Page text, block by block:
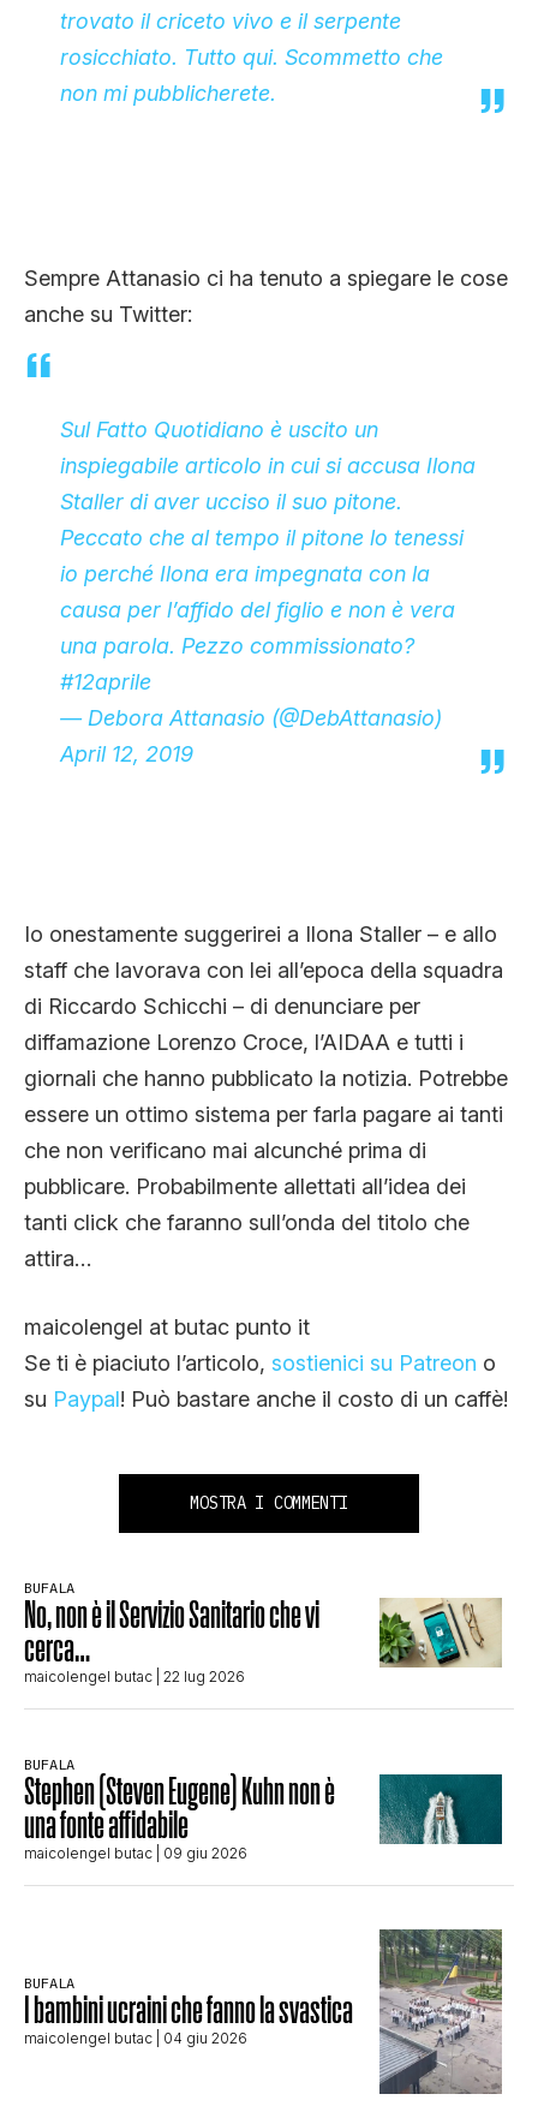
trovato il criceto vivo e il serpente
rosicchiato. Tutto qui. Scommetto che
non mi pubblicherete.
Sempre Attanasio ci ha tenuto a spiegare le cose
anche su Twitter:
Sul Fatto Quotidiano è uscito un
inspiegabile articolo in cui si accusa Ilona
Staller di aver ucciso il suo pitone.
Peccato che al tempo il pitone lo tenessi
io perché Ilona era impegnata con la
causa per l’affido del figlio e non è vera
una parola. Pezzo commissionato?
#12aprile
— Debora Attanasio (@DebAttanasio)
April 12, 2019
Io onestamente suggerirei a Ilona Staller – e allo
staff che lavorava con lei all’epoca della squadra
di Riccardo Schicchi – di denunciare per
diffamazione Lorenzo Croce, l’AIDAA e tutti i
giornali che hanno pubblicato la notizia. Potrebbe
essere un ottimo sistema per farla pagare ai tanti
che non verificano mai alcunché prima di
pubblicare. Probabilmente allettati all’idea dei
tanti click che faranno sull’onda del titolo che
attira…
maicolengel at butac punto it
Se ti è piaciuto l’articolo, sostienici su Patreon o
su Paypal! Può bastare anche il costo di un caffè!
MOSTRA I COMMENTI
BUFALA
No, non è il Servizio Sanitario che vi
cerca…
maicolengel butac | 22 lug 2026
BUFALA
Stephen (Steven Eugene) Kuhn non è
una fonte affidabile
maicolengel butac | 09 giu 2026
BUFALA
I bambini ucraini che fanno la svastica
maicolengel butac | 04 giu 2026